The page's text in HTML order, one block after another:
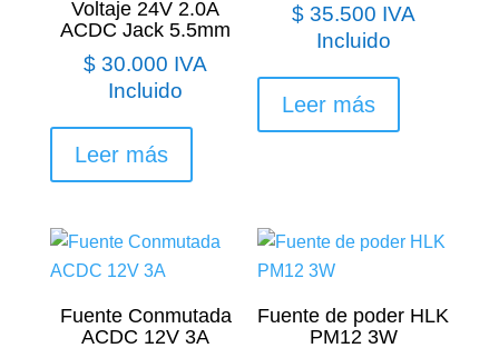
Voltaje 24V 2.0A
ACDC Jack 5.5mm
$ 30.000 IVA
Incluido
Leer más
$35.500 IVA
Incluido
Leer más
Fuente Conmutada
ACDC 12V 3A
Fuente de poder HLK
PM12 3W